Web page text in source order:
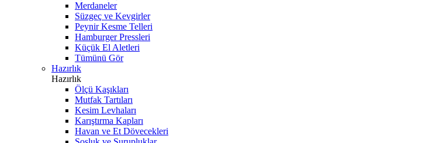
Merdaneler
Süzgeç ve Kevgirler
Peynir Kesme Telleri
Hamburger Pressleri
Küçük El Aletleri
Tümünü Gör
Hazırlık
Hazırlık
Ölçü Kaşıkları
Mutfak Tartıları
Kesim Levhaları
Karıştırma Kapları
Havan ve Et Dövecekleri